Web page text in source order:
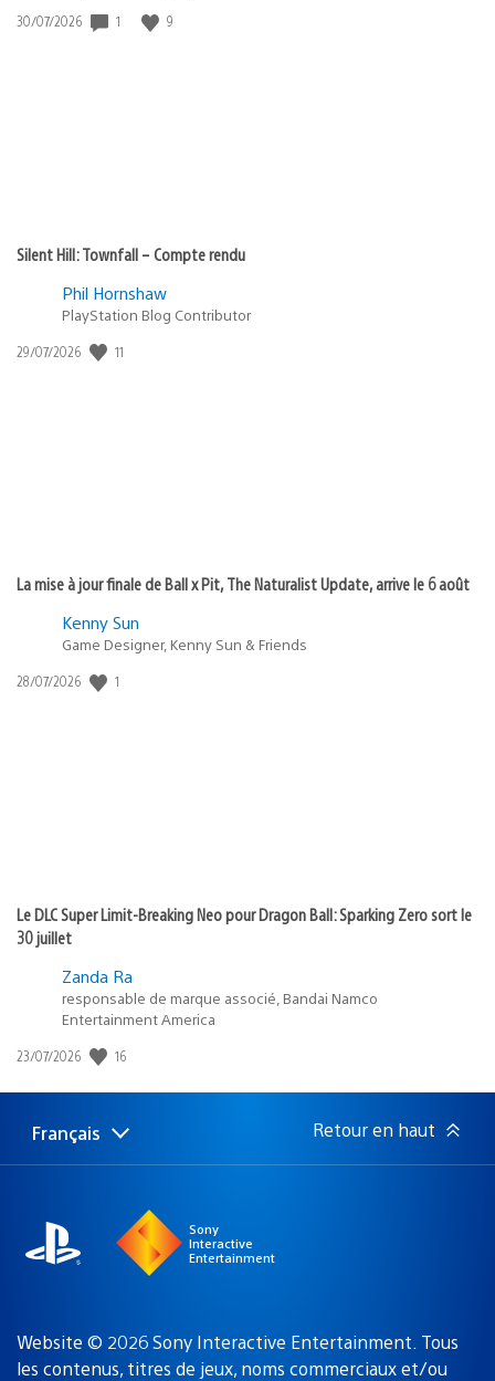
Date
30/07/2026 1 9
Silent Hill: Townfall – Compte rendu
Phil Hornshaw
PlayStation Blog Contributor
Date
29/07/2026 11
La mise à jour finale de Ball x Pit, The Naturalist Update, arrive le 6 août
Kenny Sun
Game Designer, Kenny Sun & Friends
Date
28/07/2026 1
Le DLC Super Limit-Breaking Neo pour Dragon Ball: Sparking Zero sort le
30 juillet
Zanda Ra
responsable de marque associé, Bandai Namco
Entertainment America
Date
publication
23/07/2026 16
Choisir
Région
Français Retour en haut
Sony
Interactive
Entertainment
Website © 2026 Sony Interactive Entertainment. Tous
les contenus, titres de jeux, noms commerciaux et/ou